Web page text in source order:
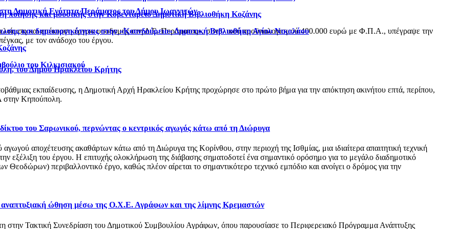
Δημοτική Ενότητα Περάματος του Δήμου Ιωαννιτών
και επέκταση έργων υποδομής στη Δ.Ε. Περάματος», συνολικού προϋπολογισμού 400.000 ευρώ με Φ.Π.Α., υπέγραψε την
με τον ανάδοχο του έργου.
του Δήμου Ηρακλείου Κρήτης
εκπαίδευσης, η Δημοτική Αρχή Ηρακλείου Κρήτης προχώρησε στο πρώτο βήμα για την απόκτηση ακινήτου επτά, περίπου,
Κηπούπολη.
του Σαρωνικού, περνώντας ο κεντρικός αγωγός κάτω από τη Διώρυγα
αποχέτευσης ακαθάρτων κάτω από τη Διώρυγα της Κορίνθου, στην περιοχή της Ισθμίας, μια ιδιαίτερα απαιτητική τεχνική
εξέλιξη του έργου. Η επιτυχής ολοκλήρωση της διάβασης σηματοδοτεί ένα σημαντικό ορόσημο για το μεγάλο διαδημοτικό
περιβαλλοντικό έργο, καθώς πλέον αίρεται το σημαντικότερο τεχνικό εμπόδιο και ανοίγει ο δρόμος για την
αναπτυξιακή ώθηση μέσω της Ο.Χ.Ε. Αγράφων και της λίμνης Κρεμαστών
στην Τακτική Συνεδρίαση του Δημοτικού Συμβουλίου Αγράφων, όπου παρουσίασε το Περιφερειακό Πρόγραμμα Ανάπτυξης
και μουσικής στην Κοβεντάρειο Δημοτική Βιβλιοθήκη Κοζάνης
και δημιουργικότητας στην «Κουνδούρειο» Δημοτική Βιβλιοθήκη Αγίου Νικολάου
του Κιλκισιακού